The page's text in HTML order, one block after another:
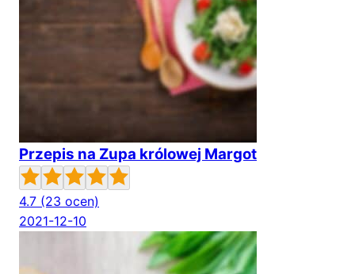
Przepis na Zupa królowej Margot
4.7 (23 ocen)
2021-12-10